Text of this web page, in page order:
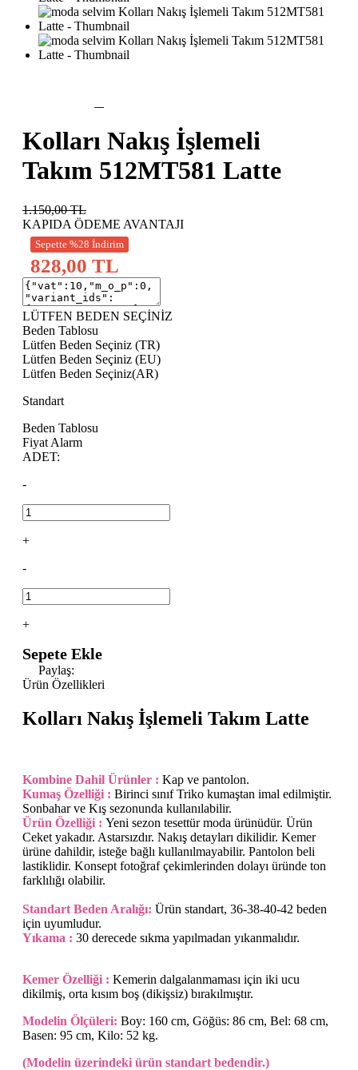
Kolları Nakış İşlemeli
Takım 512MT581 Latte
1.150,00TL
KAPIDA ÖDEME AVANTAJI
Sepette %28 İndirim
828,00 TL
LÜTFEN BEDEN SEÇİNİZ
Beden Tablosu
Lütfen Beden Seçiniz (TR)
Lütfen Beden Seçiniz (EU)
Lütfen Beden Seçiniz(AR)
Standart
Beden Tablosu
Fiyat Alarm
ADET:
-
+
-
+
Sepete Ekle
Paylaş:
Ürün Özellikleri
Kolları Nakış İşlemeli Takım Latte
Kombine Dahil Ürünler : Kap ve pantolon.
Kumaş Özelliği : Birinci sınıf Triko kumaştan imal edilmiştir.
Sonbahar ve Kış sezonunda kullanılabilir.
Ürün Özelliği : Yeni sezon tesettür moda ürünüdür. Ürün
Ceket yakadır. Astarsızdır. Nakış detayları dikilidir. Kemer
ürüne dahildir, isteğe bağlı kullanılmayabilir. Pantolon beli
lastiklidir. Konsept fotoğraf çekimlerinden dolayı üründe ton
farklılığı olabilir.
Standart Beden Aralığı: Ürün standart, 36-38-40-42 beden
için uyumludur.
Yıkama : 30 derecede sıkma yapılmadan yıkanmalıdır.
Kemer Özelliği : Kemerin dalgalanmaması için iki ucu
dikilmiş, orta kısım boş (dikişsiz) bırakılmıştır.
Modelin Ölçüleri: Boy: 160 cm, Göğüs: 86 cm, Bel: 68 cm,
Basen: 95 cm, Kilo: 52 kg.
(Modelin üzerindeki ürün standart bedendir.)